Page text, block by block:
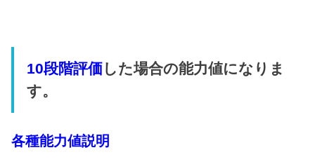
10段階評価した場合の能力値になりま
す。
各種能力値説明